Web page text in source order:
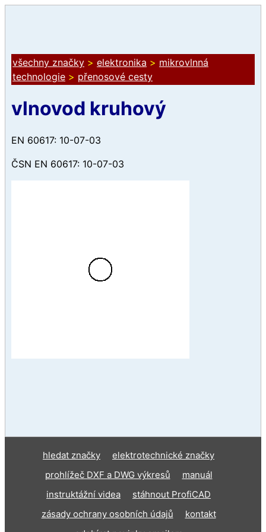
všechny značky > elektronika > mikrovlnná
technologie > přenosové cesty
vlnovod kruhový
EN 60617: 10-07-03
ČSN EN 60617: 10-07-03
hledat značky
elektrotechnické značky
prohlížeč DXF a DWG výkresů
manuál
instruktážní videa
stáhnout ProfiCAD
zásady ochrany osobních údajů
kontakt